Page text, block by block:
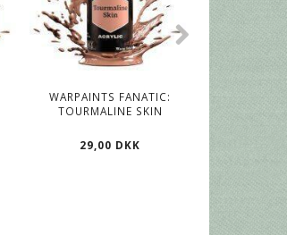
WARPAINTS FANATIC:
TOURMALINE SKIN
29,00 DKK
WARPAINTS
29,00